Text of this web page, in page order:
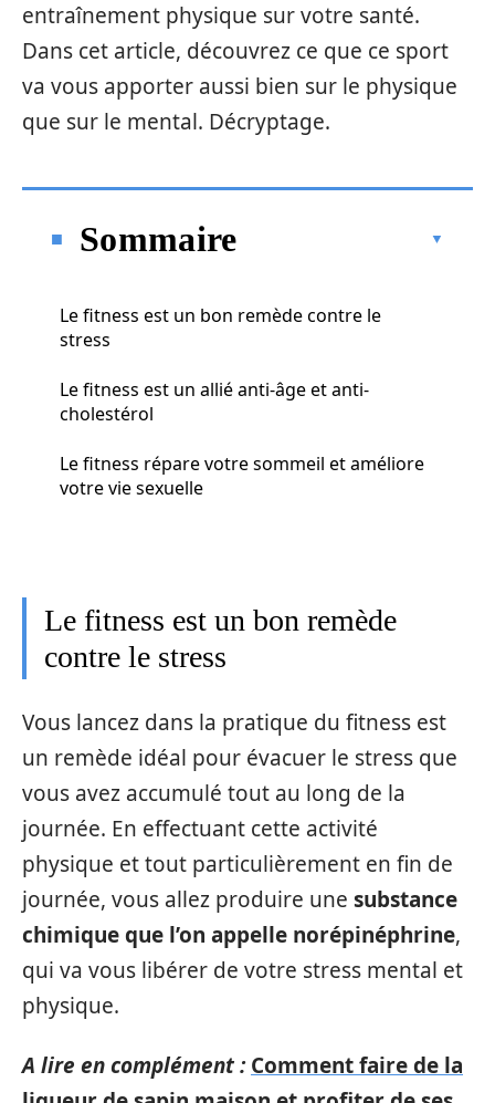
entraînement physique sur votre santé.
Dans cet article, découvrez ce que ce sport
va vous apporter aussi bien sur le physique
que sur le mental. Décryptage.
Sommaire
Le fitness est un bon remède contre le
stress
Le fitness est un allié anti-âge et anti-
cholestérol
Le fitness répare votre sommeil et améliore
votre vie sexuelle
Le fitness est un bon remède
contre le stress
Vous lancez dans la pratique du fitness est
un remède idéal pour évacuer le stress que
vous avez accumulé tout au long de la
journée. En effectuant cette activité
physique et tout particulièrement en fin de
journée, vous allez produire une substance
chimique que l’on appelle norépinéphrine,
qui va vous libérer de votre stress mental et
physique.
A lire en complément : Comment faire de la